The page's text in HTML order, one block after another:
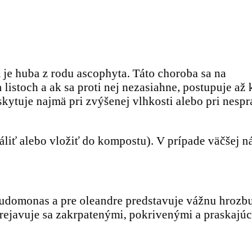
huba z rodu ascophyta. Táto choroba sa na
a ak sa proti nej nezasiahne, postupuje až
najmä pri zvýšenej vlhkosti alebo pri
alebo vložiť do kompostu). V prípade väčšej
a pre oleandre predstavuje vážnu
sa zakrpatenými, pokrivenými a